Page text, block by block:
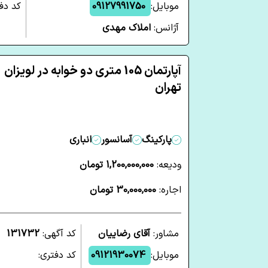
موبایل: 09127991750
آژانس: املاک مهدی
کد
آپارتمان 105 متری دو خوابه در لویزان
تهران
پارکینگ آسانسور
انباری
ودیعه: 1,200,000,000 تومان
اجاره: 30,000,000 تومان
مشاور:آقای رضاییان
موبایل: 09121930074
کد آگهی: 131732
کد دفتری: